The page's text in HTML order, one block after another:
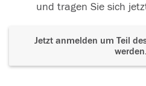
und tragen Sie sich
Jetzt anmelden um Teil
werden.